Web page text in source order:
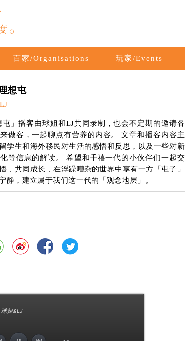
百家/Organisations 玩家/Events
想屯
屯」播客由球姐和LJ共同录制，也会不定期的邀请各
做客，一起聊点有营养的内容。 文章和播客内容主
学生和海外移民对生活的感悟和反思，以及一些对新
等信息的解读。 希望和千禧一代的小伙伴们一起交
，共同成长，在浮躁嘈杂的世界中享有一方「屯子」
静，建立属于我们这一代的「观念地层」。
球姐&LJ